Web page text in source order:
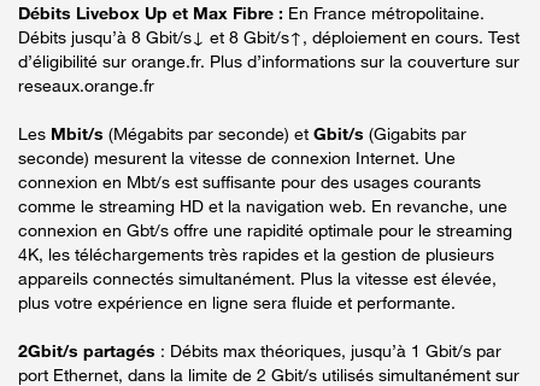
Débits Livebox Up et Max Fibre : En France métropolitaine.
Débits jusqu’à 8 Gbit/s↓ et 8 Gbit/s↑, déploiement en cours. Test
d’éligibilité sur orange.fr. Plus d’informations sur la couverture sur
reseaux.orange.fr
Les Mbit/s (Mégabits par seconde) et Gbit/s (Gigabits par
seconde) mesurent la vitesse de connexion Internet. Une
connexion en Mbt/s est suffisante pour des usages courants
comme le streaming HD et la navigation web. En revanche, une
connexion en Gbt/s offre une rapidité optimale pour le streaming
4K, les téléchargements très rapides et la gestion de plusieurs
appareils connectés simultanément. Plus la vitesse est élevée,
plus votre expérience en ligne sera fluide et performante.
2Gbit/s partagés : Débits max théoriques, jusqu’à 1 Gbit/s par
port Ethernet, dans la limite de 2 Gbit/s utilisés simultanément sur